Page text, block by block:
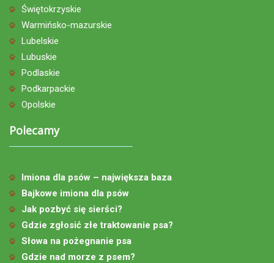
Świętokrzyskie
Warmińsko-mazurskie
Lubelskie
Lubuskie
Podlaskie
Podkarpackie
Opolskie
Polecamy
Imiona dla psów – największa baza
Bajkowe imiona dla psów
Jak pozbyć się sierści?
Gdzie zgłosić złe traktowanie psa?
Słowa na pożegnanie psa
Gdzie nad morze z psem?